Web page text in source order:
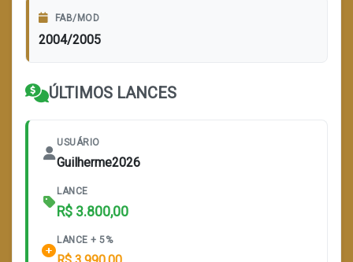
FAB/MOD
2004/2005
ÚLTIMOS LANCES
USUÁRIO
Guilherme2026
LANCE
R$ 3.800,00
LANCE + 5%